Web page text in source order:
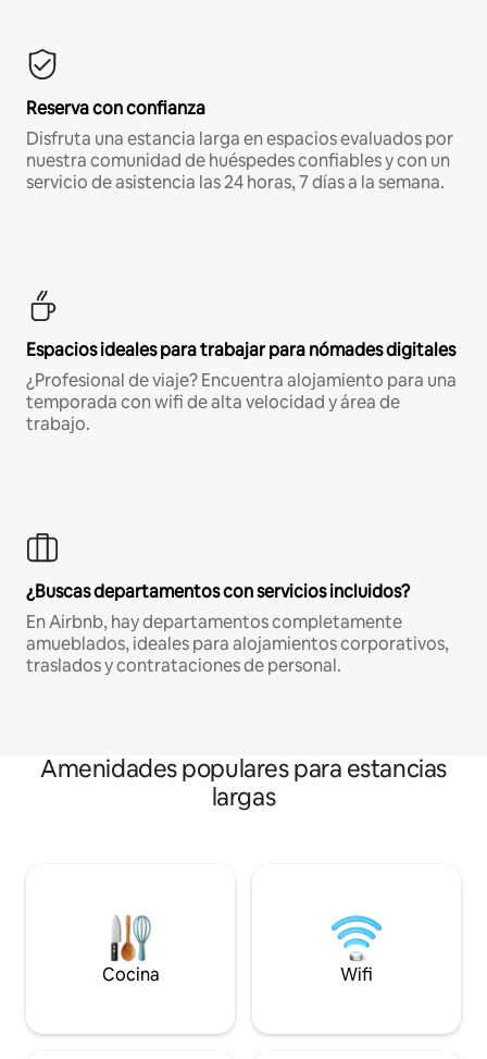
Reserva con confianza
Disfruta una estancia larga en espacios evaluados por
nuestra comunidad de huéspedes confiables y con un
servicio de asistencia las 24 horas, 7 días a la semana.
Espacios ideales para trabajar para nómades digitales
¿Profesional de viaje? Encuentra alojamiento para una
temporada con wifi de alta velocidad y área de
trabajo.
¿Buscas departamentos con servicios incluidos?
En Airbnb, hay departamentos completamente
amueblados, ideales para alojamientos corporativos,
traslados y contrataciones de personal.
Amenidades populares para estancias
largas
Cocina Wifi